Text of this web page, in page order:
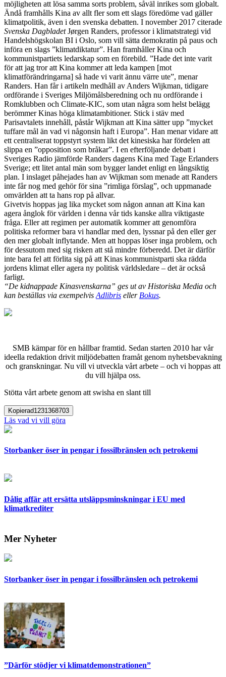
möjligheten att lösa samma sorts problem, såväl inrikes som globalt.
Ändå framhålls Kina av allt fler som ett slags föredöme vad gäller
klimatpolitik, även i den svenska debatten. I november 2017 citerade
Svenska DagbladetJørgen Randers, professor i klimatstrategi vid
Handelshögskolan BI i Oslo, som vill sätta demokratin på paus och
införa en slags ”klimatdiktatur”. Han framhåller Kina och
kommunistpartiets ledarskap som en förebild. ”Hade det inte varit
för att jag tror att Kina kommer att leda kampen [mot
klimatförändringarna] så hade vi varit ännu värre ute”, menar
Randers. Han får i artikeln medhåll av Anders Wijkman, tidigare
ordförande i Sveriges Miljömålsberedning och nu ordförande i
Romklubben och Climate-KIC, som utan några som helst belägg
berömmer Kinas höga klimatambitioner. Stick i stäv med
Parisavtalets innehåll, påstår Wijkman att Kina sätter upp ”mycket
tuffare mål än vad vi någonsin haft i Europa”. Han menar vidare att
ett centraliserat toppstyrt system likt det kinesiska har fördelen att
slippa en ”opposition som bråkar”. I en efterföljande debatt i
Sveriges Radio jämförde Randers dagens Kina med Tage Erlanders
Sverige; ett litet antal män som bygger landet enligt en långsiktig
plan. I inslaget påhejades han av Wijkman som menade att Randers
inte får nog med gehör för sina ”rimliga förslag”, och uppmanade
omvärlden att ta hans rop på allvar.
Givetvis hoppas jag lika mycket som någon annan att Kina kan
agera ånglok för världen i denna vår tids kanske allra viktigaste
fråga. Eller att regimen per automatik kommer att genomföra
politiska reformer bara vi handlar med den, lyssnar på den eller ger
den mer globalt inflytande. Men att hoppas löser inga problem, och
för dessutom med sig risken att stå mindre förberedd. Det är därför
inte bara fel att förlita sig på att Kinas kommunistparti ska rädda
jordens klimat eller agera ny politisk världsledare – det är också
farligt.
“De kidnappade Kinasvenskarna” ges ut av Historiska Media och
kan beställas via exempelvis Adlibris eller Bokus.
SMB kämpar för en hållbar framtid. Sedan starten 2010 har vår
ideella redaktion drivit miljödebatten framåt genom nyhetsbevakning
och granskningar. Nu vill vi utveckla vårt arbete – och vi hoppas att
du vill hjälpa oss.
Stötta vårt arbete genom att swisha en slant till
Kopierad1231368703
Läs vad vi vill göra
Storbanker öser in pengar i fossilbränslen och petrokemi
Dålig affär att ersätta utsläppsminskningar i EU med
klimatkrediter
Mer Nyheter
Storbanker öser in pengar i fossilbränslen och petrokemi
”Därför stödjer vi klimatdemonstrationen”